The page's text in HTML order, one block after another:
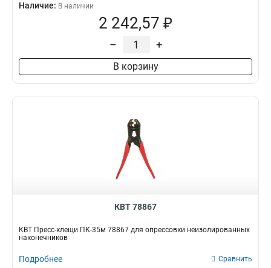
Наличие: В наличии
2 242,57 ₽
– +
В корзину
КВТ 78867
КВТ Пресс-клещи ПК-35м 78867 для опрессовки неизолированных
наконечников
Подробнее Сравнить